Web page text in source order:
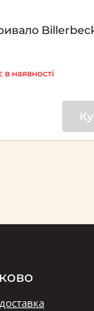
наявності